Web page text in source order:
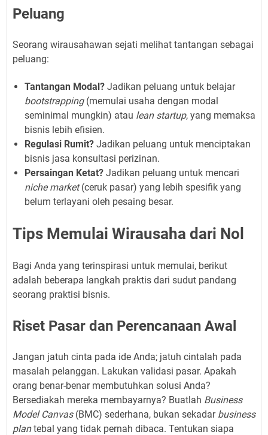
Peluang
Seorang wirausahawan sejati melihat tantangan sebagai
peluang:
Tantangan Modal? Jadikan peluang untuk belajar
bootstrapping(memulai usaha dengan modal
seminimal mungkin) atau lean startup, yang memaksa
bisnis lebih efisien.
Regulasi Rumit? Jadikan peluang untuk menciptakan
bisnis jasa konsultasi perizinan.
Persaingan Ketat? Jadikan peluang untuk mencari
niche market(ceruk pasar) yang lebih spesifik yang
belum terlayani oleh pesaing besar.
Tips Memulai Wirausaha dari Nol
Bagi Anda yang terinspirasi untuk memulai, berikut
adalah beberapa langkah praktis dari sudut pandang
seorang praktisi bisnis.
Riset Pasar dan Perencanaan Awal
Jangan jatuh cinta pada ide Anda; jatuh cintalah pada
masalah pelanggan. Lakukan validasi pasar. Apakah
orang benar-benar membutuhkan solusi Anda?
Bersediakah mereka membayarnya? Buatlah Business
Model Canvas(BMC) sederhana, bukan sekadar business
plantebal yang tidak pernah dibaca. Tentukan siapa